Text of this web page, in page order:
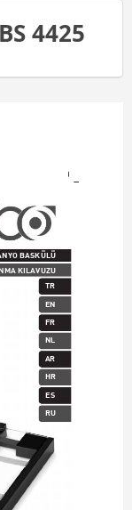
4425
BASKÜLÜ
KILAVUZU
TR
EN
FR
NL
AR
HR
ES
RU